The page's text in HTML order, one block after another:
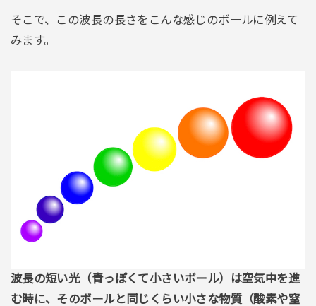
そこで、この波長の長さをこんな感じのボールに例えて
みます。
波長の短い光（青っぽくて小さいボール）は空気中を進
む時に、そのボールと同じくらい小さな物質（酸素や窒